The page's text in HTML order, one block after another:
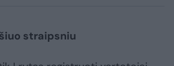
straipsniu